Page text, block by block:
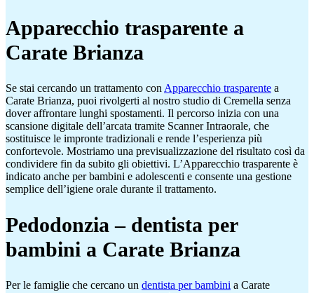
Apparecchio trasparente a
Carate Brianza
Se stai cercando un trattamento con Apparecchio trasparente a
Carate Brianza, puoi rivolgerti al nostro studio di Cremella senza
dover affrontare lunghi spostamenti. Il percorso inizia con una
scansione digitale dell’arcata tramite Scanner Intraorale, che
sostituisce le impronte tradizionali e rende l’esperienza più
confortevole. Mostriamo una previsualizzazione del risultato così da
condividere fin da subito gli obiettivi. L’Apparecchio trasparente è
indicato anche per bambini e adolescenti e consente una gestione
semplice dell’igiene orale durante il trattamento.
Pedodonzia – dentista per
bambini a Carate Brianza
Per le famiglie che cercano un dentista per bambini a Carate